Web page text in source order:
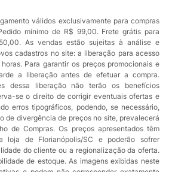
válidos exclusivamente para compras
mínimo de R$ 99,00. Frete grátis para
As vendas estão sujeitas à análise e
cadastros no site: a liberação para acesso
Para garantir os preços promocionais e
a liberação antes de efetuar a compra.
dessa liberação não terão os benefícios
se o direito de corrigir eventuais ofertas e
erros tipográficos, podendo, se necessário,
de divergência de preços no site, prevalecerá
de Compras. Os preços apresentados têm
loja de Florianópolis/SC e poderão sofrer
do cliente ou a regionalização da oferta.
de estoque. As imagens exibidas neste